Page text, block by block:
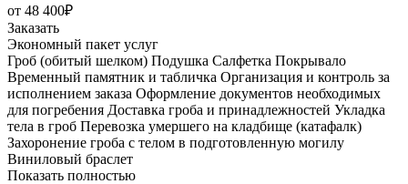
от 48 400₽
Заказать
Экономный пакет услуг
Гроб (обитый шелком) Подушка Салфетка Покрывало
Временный памятник и табличка Организация и контроль за
исполнением заказа Оформление документов необходимых
для погребения Доставка гроба и принадлежностей Укладка
тела в гроб Перевозка умершего на кладбище (катафалк)
Захоронение гроба с телом в подготовленную могилу
Виниловый браслет
Показать полностью